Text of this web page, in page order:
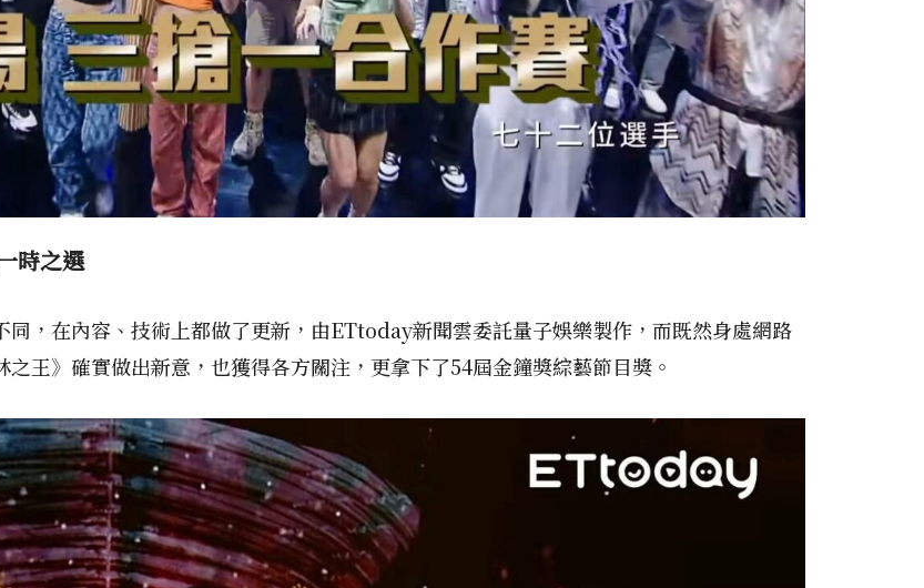
時之選
同，在內容、技術上都做了更新，由ETtoday新聞雲委託量子娛樂製作，而既然身處網路
王》確實做出新意，也獲得各方關注，更拿下了54屆金鐘獎綜藝節目獎。